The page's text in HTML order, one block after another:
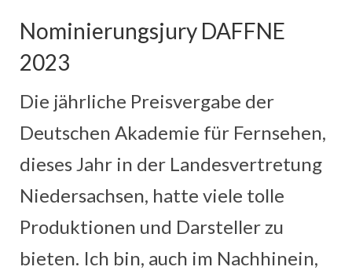
Nominierungsjury DAFFNE
2023
Die jährliche Preisvergabe der
Deutschen Akademie für Fernsehen,
dieses Jahr in der Landesvertretung
Niedersachsen, hatte viele tolle
Produktionen und Darsteller zu
bieten. Ich bin, auch im Nachhinein,